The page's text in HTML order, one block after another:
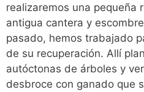
realizaremos una pequeña
antigua cantera y
pasado, hemos trabajado
de su recuperación. Allí
autóctonas de árboles y
desbroce con ganado que